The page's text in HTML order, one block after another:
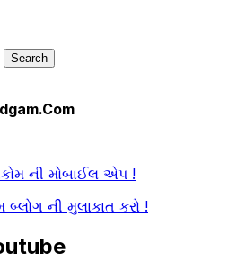
ની મોબાઈલ એપ !
બ્લોગ ની મુલાકાત કરો !